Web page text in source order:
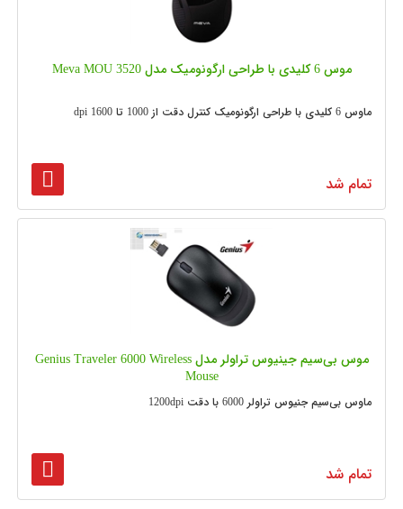
موس 6 کلیدی با طراحی ارگونومیک مدل Meva MOU 3520
ماوس 6 کلیدی با طراحی ارگونومیک کنترل دقت از 1000 تا 1600 dpi
تمام شد
موس بی‌سیم جینیوس تراولر مدل Genius Traveler 6000 Wireless
Mouse
ماوس بی‌سیم جنیوس تراولر 6000 با دقت 1200dpi
تمام شد